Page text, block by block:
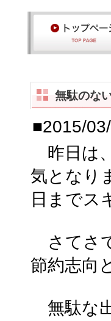
無駄のな
■2015/
昨日は
気となり
日までス
さてさ
節約志向
無駄な